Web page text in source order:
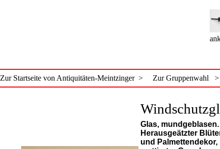
Zur Startseite von Antiquitäten-Meintzinger > Zur Gruppenwahl >
Glas, mundgeblasen.
Herausgeätzter
und Palmettendekor,